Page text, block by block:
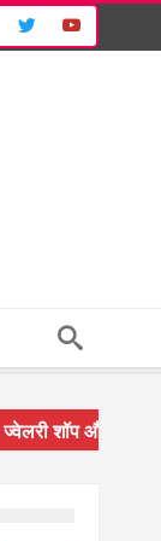
और गन हाउस पर
जानिए पूरा